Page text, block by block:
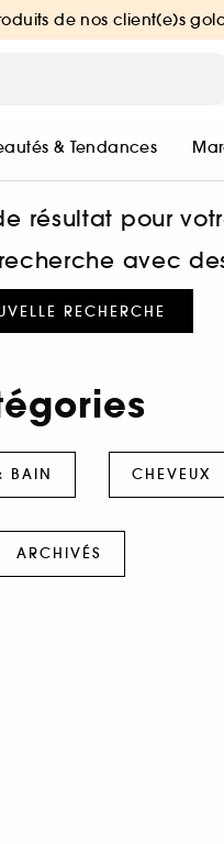
de nos client(e)s
& Tendances
résultat pour
avec
RECHERCHE
BAIN CHEVEUX
ARCHIVÉS